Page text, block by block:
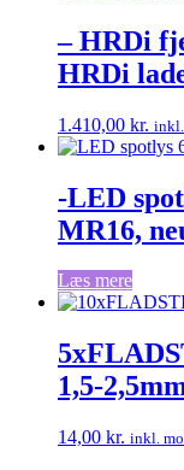
– HRDi
HRDi
1.410,00 kr. inkl.
-LED
MR16,
Læs mere
1,5-
14,00 kr. inkl.